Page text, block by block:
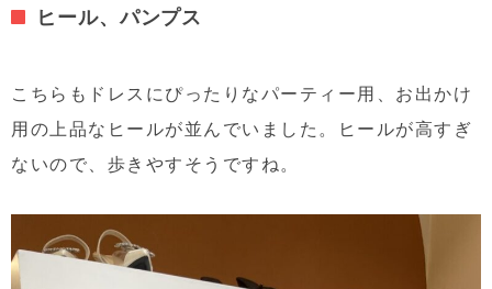
ヒール、パンプス
こちらもドレスにぴったりなパーティー用、お出かけ
用の上品なヒールが並んでいました。ヒールが高すぎ
ないので、歩きやすそうですね。